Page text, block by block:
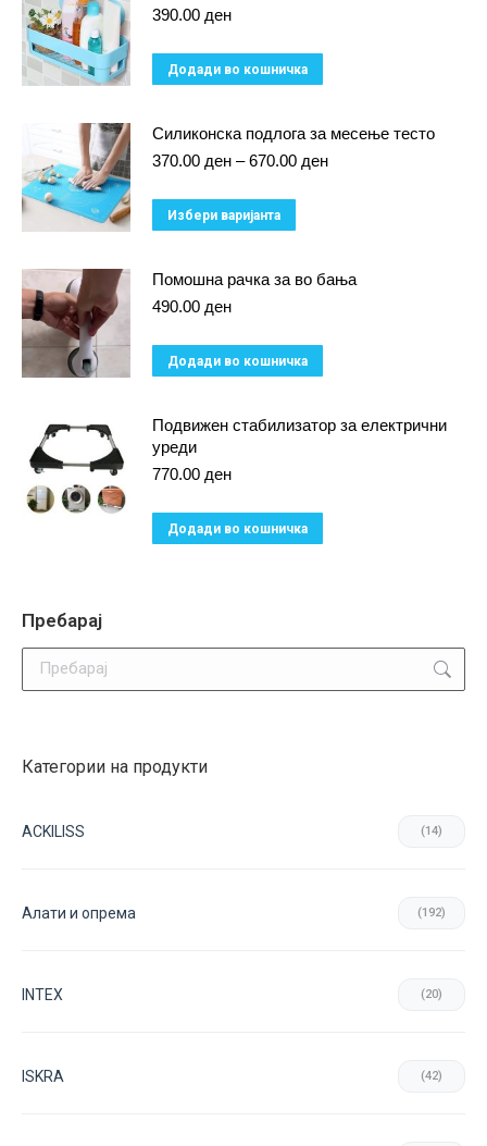
390.00 ден
Додади во кошничка
Силиконска подлога за месење тесто
370.00 ден – 670.00 денPrice
Избери варијанта
has
The
may
on
the
Помошна рачка за во бања
490.00 ден
Додади во кошничка
Подвижен стабилизатор за електрични
уреди
770.00 ден
Додади во кошничка
Пребарај
Категории на продукти
ACKILISS (14)
Aлати и опрема (192)
INTEX (20)
ISKRA (42)